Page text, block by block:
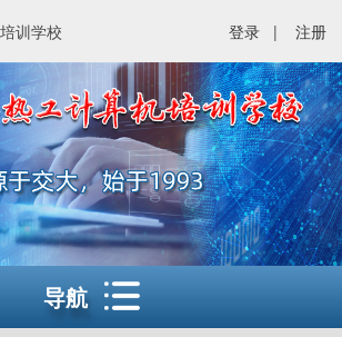
训学校 登录 | 注册
导航